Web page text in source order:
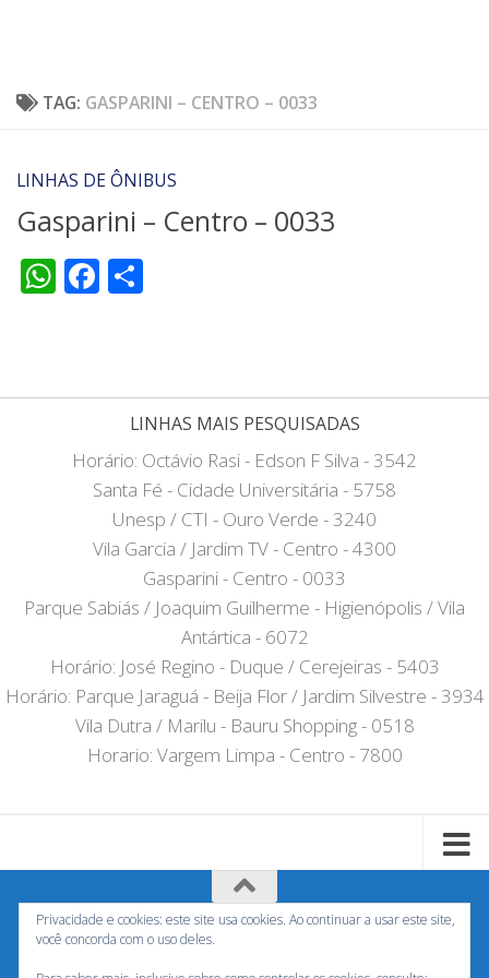
TAG: GASPARINI – CENTRO – 0033
LINHAS DE ÔNIBUS
Gasparini – Centro – 0033
WhatsApp
Facebook
LINHAS MAIS PESQUISADAS
Horário: Octávio Rasi - Edson F Silva - 3542
Santa Fé - Cidade Universitária - 5758
Unesp / CTI - Ouro Verde - 3240
Vila Garcia / Jardim TV - Centro - 4300
Gasparini - Centro - 0033
Parque Sabiás / Joaquim Guilherme - Higienópolis / Vila
Antártica - 6072
Horário: José Regino - Duque / Cerejeiras - 5403
Horário: Parque Jaraguá - Beija Flor / Jardim Silvestre - 3934
Vila Dutra / Marilu - Bauru Shopping - 0518
Horario: Vargem Limpa - Centro - 7800
Horariodeonibusbauru.com - Não tem nenhum vinculo
Privacidade e cookies: este site usa cookies. Ao continuar a usar este site,
você concorda com o uso deles.